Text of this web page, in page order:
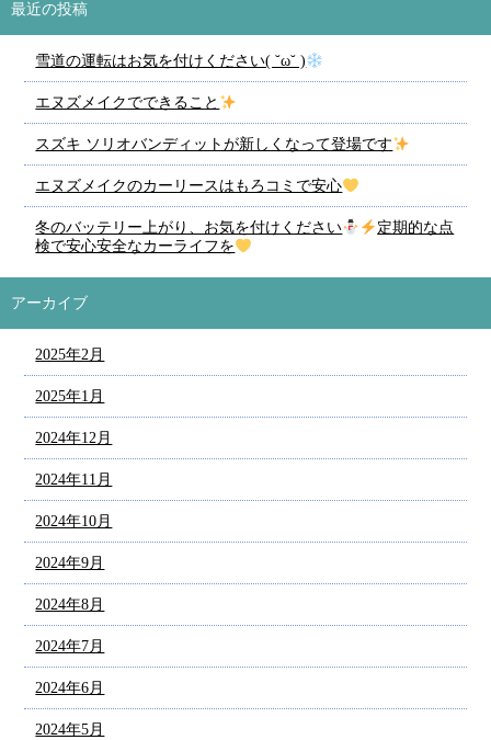
最近の投稿
雪道の運転はお気を付けください( ˘ω˘ )
エヌズメイクでできること
スズキ ソリオバンディットが新しくなって登場です
エヌズメイクのカーリースはもろコミで安心
冬のバッテリー上がり、お気を付けください
定期的な点
検で安心安全なカーライフを
アーカイブ
2025年2月
2025年1月
2024年12月
2024年11月
2024年10月
2024年9月
2024年8月
2024年7月
2024年6月
2024年5月